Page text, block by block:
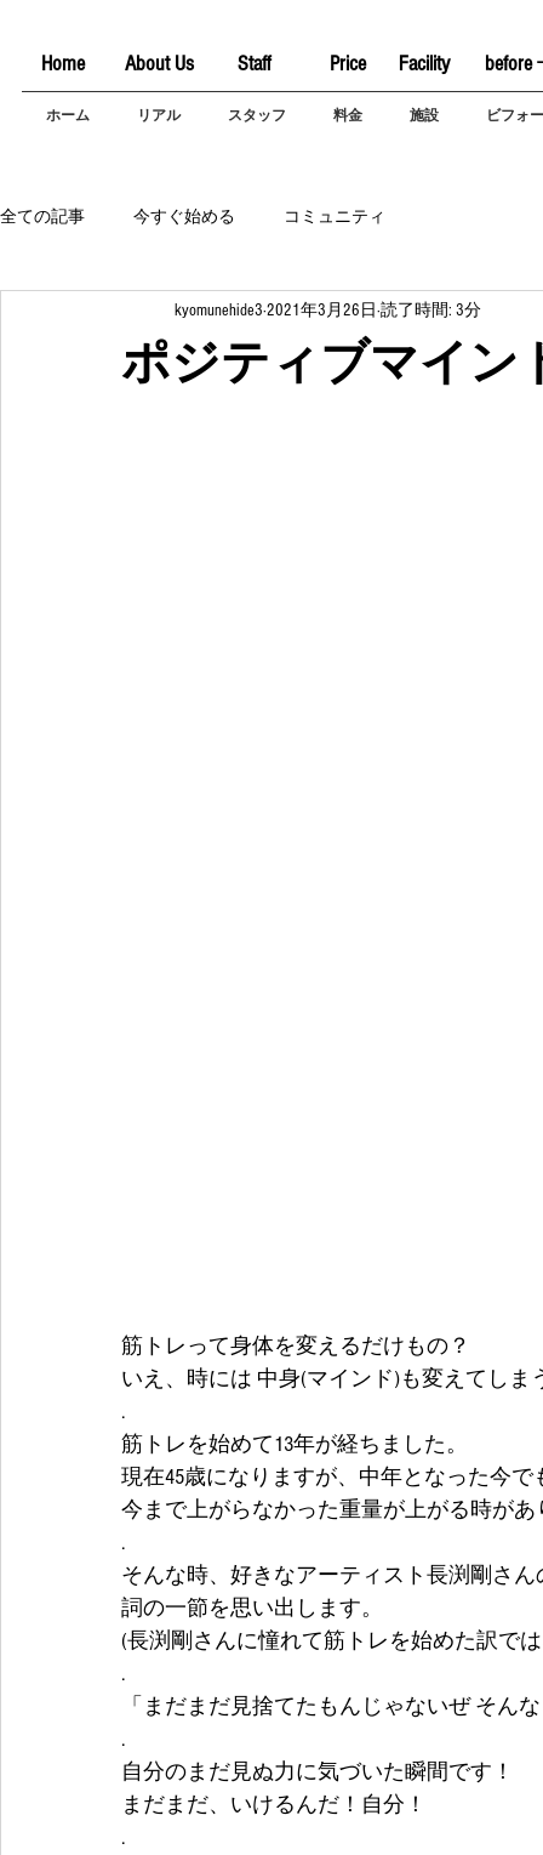
Home About Us Staff Price Facility before
ホーム リアル スタッフ 料金 施設 ビフォ
全ての記事 今すぐ始める コミュニティ
ポジティブマイン
kyomunehide3 2021年3月26日 読了時間: 3分
筋トレって身体を変えるだけもの？
いえ、時には 中身(マインド)も変えてしま
.
筋トレを始めて13年が経ちました。
現在45歳になりますが、中年となった今で
今まで上がらなかった重量が上がる時があ
.
そんな時、好きなアーティスト長渕剛さん
詞の一節を思い出します。
(長渕剛さんに憧れて筋トレを始めた訳で
.
「まだまだ見捨てたもんじゃないぜ そん
.
自分のまだ見ぬ力に気づいた瞬間です！
まだまだ、いけるんだ！自分！
.